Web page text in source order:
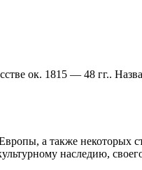
ок. 1815 — 48 гг..
а также
наследию,